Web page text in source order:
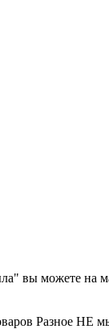
вы можете на
Разное НЕ